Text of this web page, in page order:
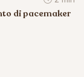
di pacemaker